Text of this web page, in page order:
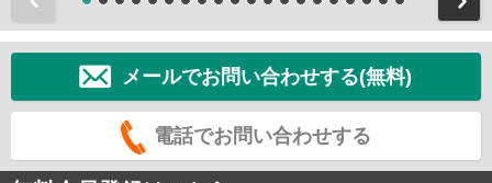
メールでお問い合わせする(無料)
電話でお問い合わせする